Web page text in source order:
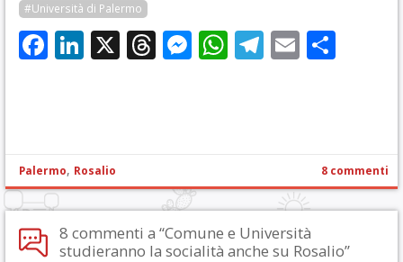
#Università di Palermo
Facebook
LinkedIn
X Threads
Messenger
WhatsApp
Telegram
Email
Palermo, Rosalio 8 commenti
8 commenti a “Comune e Università
studieranno la socialità anche su Rosalio”